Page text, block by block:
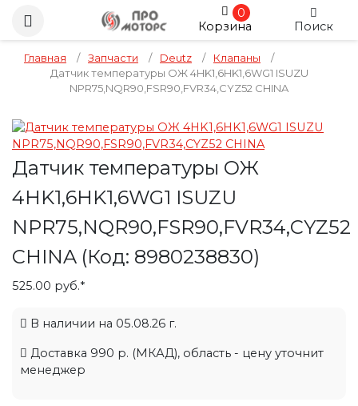
0
Корзина
Поиск
Главная / Запчасти / Deutz / Клапаны
/
Датчик температуры ОЖ 4HK1,6HK1,6WG1 ISUZU
NPR75,NQR90,FSR90,FVR34,CYZ52 CHINA
Датчик температуры ОЖ
4HK1,6HK1,6WG1 ISUZU
NPR75,NQR90,FSR90,FVR34,CYZ52
CHINA (Код: 8980238830)
525.00 руб.*
В наличии на 05.08.26 г.
Доставка 990 р. (МКАД), область - цену уточнит
менеджер